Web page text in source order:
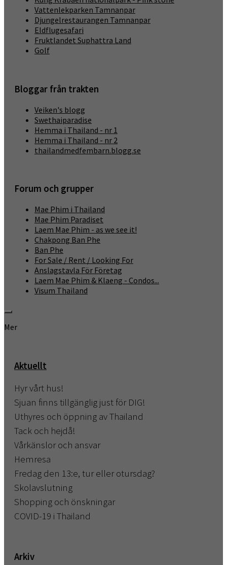
Vattenlekparken Tamnanpar
Djungelrestaurangen Tamnanpar
Eldflugesafari
Fruktlandet Suphattra Land
Golf
Bloggar från trakten
Veiken's blogg
Swethaiparadise
Hemma i Thailand - nr 1
Hemma i Thailand - nr 2
thailandmedfembarn.blogg.se
Forum och grupper
Mae Phim i Thailand
Mae Phim Paradiset
Laem Mae Phim - as we see it!
Chakpong Ban Phe
Ban Phe
For Sale / Rent / Looking For
Anslagstavla För Företag
Laem Mae Phim & Klaeng - Condos...
Visum Thailand
Mer
Aktuellt
Hyr vårt hus!
Sjuan finns tillgänglig just för DIG!
Uthyres och öppning av Thailand
Tack och hejdå!
Vårkänslor och ansvar
Hemresa
Fredag den 13:e, tur eller otursdag?
Skolavslutning
Shopping och önskningar
COVID-19 i Thailand
Arkiv